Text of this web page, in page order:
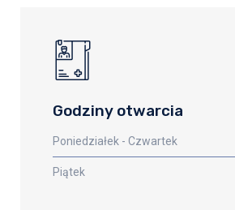
Godziny otwarcia
Poniedziałek - Czwartek
Piątek